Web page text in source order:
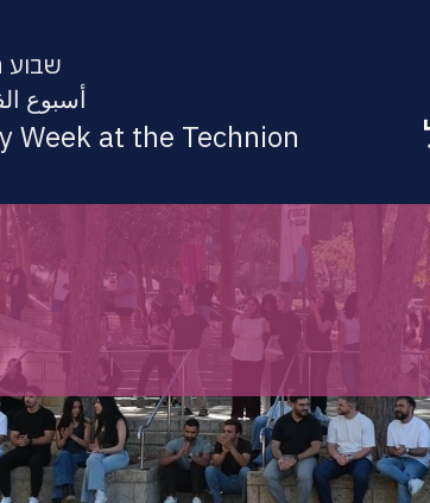
שבוע
أسبوع
Week at the Technion